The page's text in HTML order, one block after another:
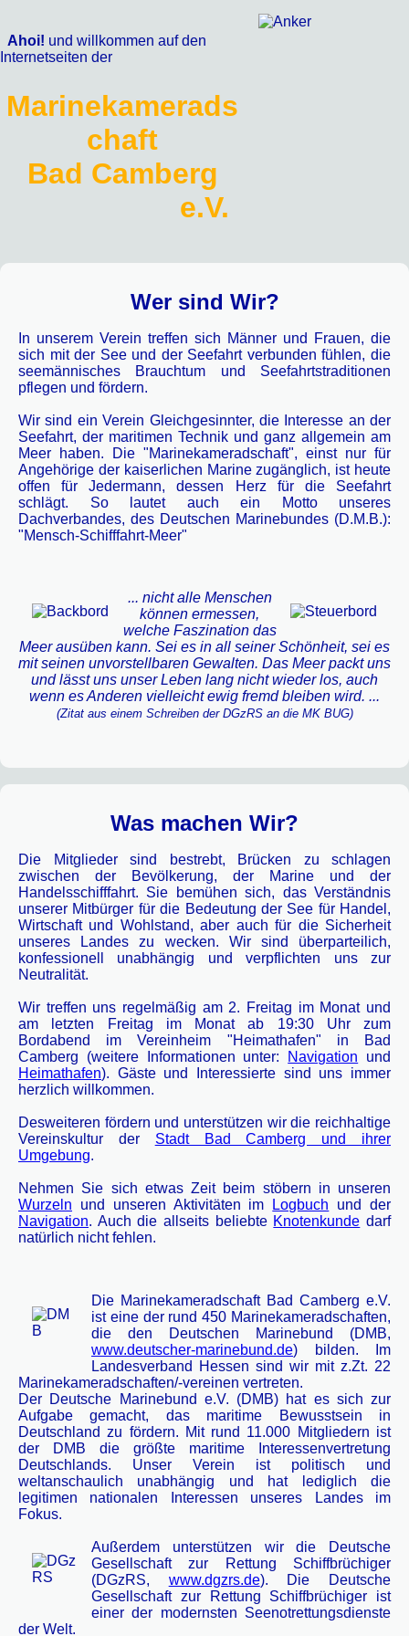
Ahoi! und willkommen auf den
Internetseiten der
Marinekamerads
chaft
Bad Camberg
e.V.
Wer sind Wir?
In unserem Verein treffen sich Männer und Frauen, die
sich mit der See und der Seefahrt verbunden fühlen, die
seemännisches Brauchtum und Seefahrtstraditionen
pflegen und fördern.
Wir sind ein Verein Gleichgesinnter, die Interesse an der
Seefahrt, der maritimen Technik und ganz allgemein am
Meer haben. Die "Marinekameradschaft", einst nur für
Angehörige der kaiserlichen Marine zugänglich, ist heute
offen für Jedermann, dessen Herz für die Seefahrt
schlägt. So lautet auch ein Motto unseres
Dachverbandes, des Deutschen Marinebundes (D.M.B.):
"Mensch-Schifffahrt-Meer"
... nicht alle Menschen
können ermessen,
welche Faszination das
Meer ausüben kann. Sei es in all seiner Schönheit, sei es
mit seinen unvorstellbaren Gewalten. Das Meer packt uns
und lässt uns unser Leben lang nicht wieder los, auch
wenn es Anderen vielleicht ewig fremd bleiben wird. ...
(Zitat aus einem Schreiben der DGzRS an die MK BUG)
Was machen Wir?
Die Mitglieder sind bestrebt, Brücken zu schlagen
zwischen der Bevölkerung, der Marine und der
Handelsschifffahrt. Sie bemühen sich, das Verständnis
unserer Mitbürger für die Bedeutung der See für Handel,
Wirtschaft und Wohlstand, aber auch für die Sicherheit
unseres Landes zu wecken. Wir sind überparteilich,
konfessionell unabhängig und verpflichten uns zur
Neutralität.
Wir treffen uns regelmäßig am 2. Freitag im Monat und
am letzten Freitag im Monat ab 19:30 Uhr zum
Bordabend im Vereinheim "Heimathafen" in Bad
Camberg (weitere Informationen unter:
Navigation und
Heimathafen). Gäste und Interessierte sind uns immer
herzlich willkommen.
Desweiteren fördern und unterstützen wir die reichhaltige
Vereinskultur der Stadt Bad Camberg und ihrer
Umgebung.
Nehmen Sie sich etwas Zeit beim stöbern in unseren
Wurzeln und unseren Aktivitäten im Logbuch und der
Navigation. Auch die allseits beliebte Knotenkunde darf
natürlich nicht fehlen.
Die Marinekameradschaft Bad Camberg e.V.
ist eine der rund 450 Marinekameradschaften,
die den Deutschen Marinebund (DMB,
www.deutscher-marinebund.de) bilden. Im
Landesverband Hessen sind wir mit z.Zt. 22
Marinekameradschaften/-vereinen vertreten.
Der Deutsche Marinebund e.V. (DMB) hat es sich zur
Aufgabe gemacht, das maritime Bewusstsein in
Deutschland zu fördern. Mit rund 11.000 Mitgliedern ist
der DMB die größte maritime Interessenvertretung
Deutschlands. Unser Verein ist politisch und
weltanschaulich unabhängig und hat lediglich die
legitimen nationalen Interessen unseres Landes im
Fokus.
Außerdem unterstützen wir die Deutsche
Gesellschaft zur Rettung Schiffbrüchiger
(DGzRS, www.dgzrs.de). Die Deutsche
Gesellschaft zur Rettung Schiffbrüchiger ist
einer der modernsten Seenotrettungsdienste
der Welt.